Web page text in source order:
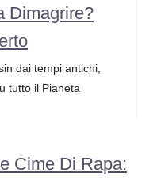
Dimagrire?
dai tempi antichi,
tutto il Pianeta
Cime Di Rapa: